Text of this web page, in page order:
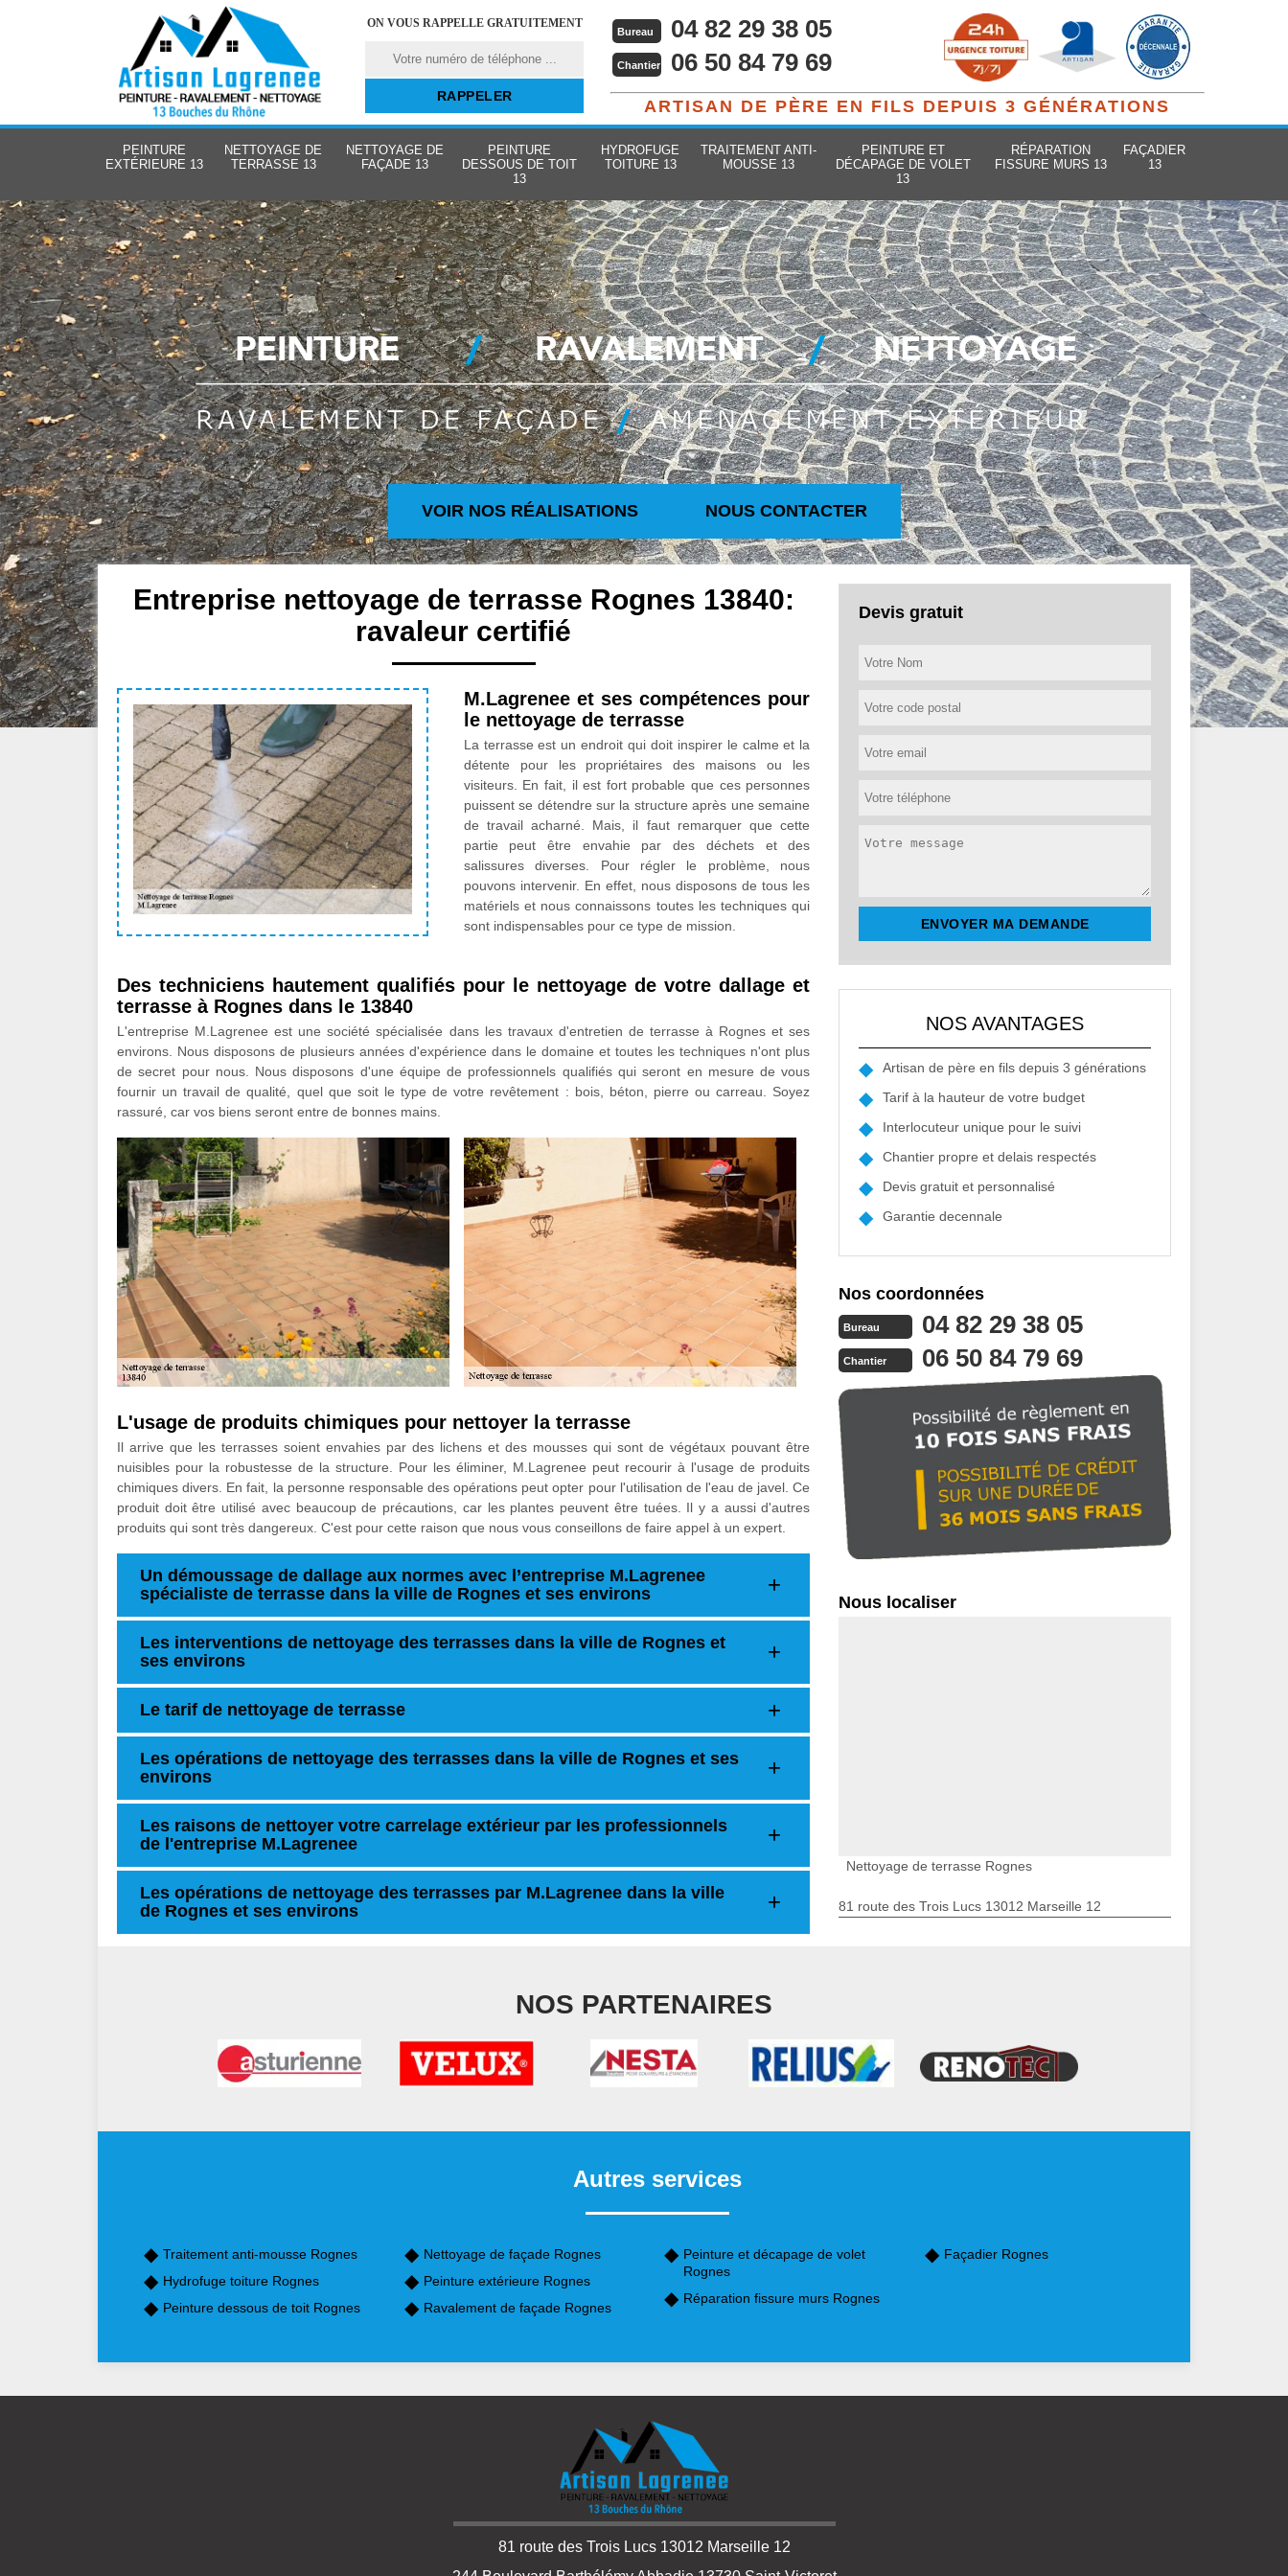
ON VOUS RAPPELLE GRATUITEMENT
Bureau 04 82 29 38 05
Chantier 06 50 84 79 69
ARTISAN DE PÈRE EN FILS DEPUIS 3 GÉNÉRATIONS
PEINTURE
EXTÉRIEURE 13
NETTOYAGE DE
TERRASSE 13
NETTOYAGE DE
FAÇADE 13
PEINTURE
DESSOUS DE TOIT
13
HYDROFUGE
TOITURE 13
TRAITEMENT ANTI-
MOUSSE 13
PEINTURE ET
DÉCAPAGE DE VOLET
13
RÉPARATION
FISSURE MURS 13
FAÇADIER
13
VOIR NOS RÉALISATIONS NOUS CONTACTER
Entreprise nettoyage de terrasse Rognes 13840:
ravaleur certifié
M.Lagrenee et ses compétences pour
le nettoyage de terrasse
La terrasse est un endroit qui doit inspirer le calme et la
détente pour les propriétaires des maisons ou les
visiteurs. En fait, il est fort probable que ces personnes
puissent se détendre sur la structure après une semaine
de travail acharné. Mais, il faut remarquer que cette
partie peut être envahie par des déchets et des
salissures diverses. Pour régler le problème, nous
pouvons intervenir. En effet, nous disposons de tous les
matériels et nous connaissons toutes les techniques qui
sont indispensables pour ce type de mission.
Des techniciens hautement qualifiés pour le nettoyage de votre dallage et
terrasse à Rognes dans le 13840
L'entreprise M.Lagrenee est une société spécialisée dans les travaux d'entretien de terrasse à Rognes et ses
environs. Nous disposons de plusieurs années d'expérience dans le domaine et toutes les techniques n'ont plus
de secret pour nous. Nous disposons d'une équipe de professionnels qualifiés qui seront en mesure de vous
fournir un travail de qualité, quel que soit le type de votre revêtement : bois, béton, pierre ou carreau. Soyez
rassuré, car vos biens seront entre de bonnes mains.
L'usage de produits chimiques pour nettoyer la terrasse
Il arrive que les terrasses soient envahies par des lichens et des mousses qui sont de végétaux pouvant être
nuisibles pour la robustesse de la structure. Pour les éliminer, M.Lagrenee peut recourir à l'usage de produits
chimiques divers. En fait, la personne responsable des opérations peut opter pour l'utilisation de l'eau de javel. Ce
produit doit être utilisé avec beaucoup de précautions, car les plantes peuvent être tuées. Il y a aussi d'autres
produits qui sont très dangereux. C'est pour cette raison que nous vous conseillons de faire appel à un expert.
Un démoussage de dallage aux normes avec l’entreprise M.Lagrenee
spécialiste de terrasse dans la ville de Rognes et ses environs
Les interventions de nettoyage des terrasses dans la ville de Rognes et
ses environs
Le tarif de nettoyage de terrasse
Les opérations de nettoyage des terrasses dans la ville de Rognes et ses
environs
Les raisons de nettoyer votre carrelage extérieur par les professionnels
de l'entreprise M.Lagrenee
Les opérations de nettoyage des terrasses par M.Lagrenee dans la ville
de Rognes et ses environs
Devis gratuit
NOS AVANTAGES
Artisan de père en fils depuis 3 générations
Tarif à la hauteur de votre budget
Interlocuteur unique pour le suivi
Chantier propre et delais respectés
Devis gratuit et personnalisé
Garantie decennale
Nos coordonnées
Bureau 04 82 29 38 05
Chantier 06 50 84 79 69
Nous localiser
Nettoyage de terrasse Rognes
81 route des Trois Lucs 13012 Marseille 12
NOS PARTENAIRES
Autres services
Traitement anti-mousse Rognes
Hydrofuge toiture Rognes
Peinture dessous de toit Rognes
Nettoyage de façade Rognes
Peinture extérieure Rognes
Ravalement de façade Rognes
Peinture et décapage de volet
Rognes
Réparation fissure murs Rognes
Façadier Rognes
81 route des Trois Lucs 13012 Marseille 12